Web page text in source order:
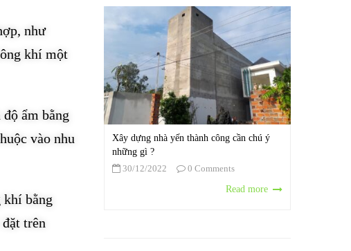
như
khí một
ẩm bằng
vào nhu
khí bằng
trên
Xây dựng nhà yến thành công cần chú ý
những gì ?
30/12/2022
0 Comments
Read more